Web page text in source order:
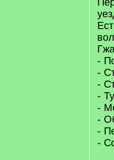
-
-
-
-
-
-
-
-